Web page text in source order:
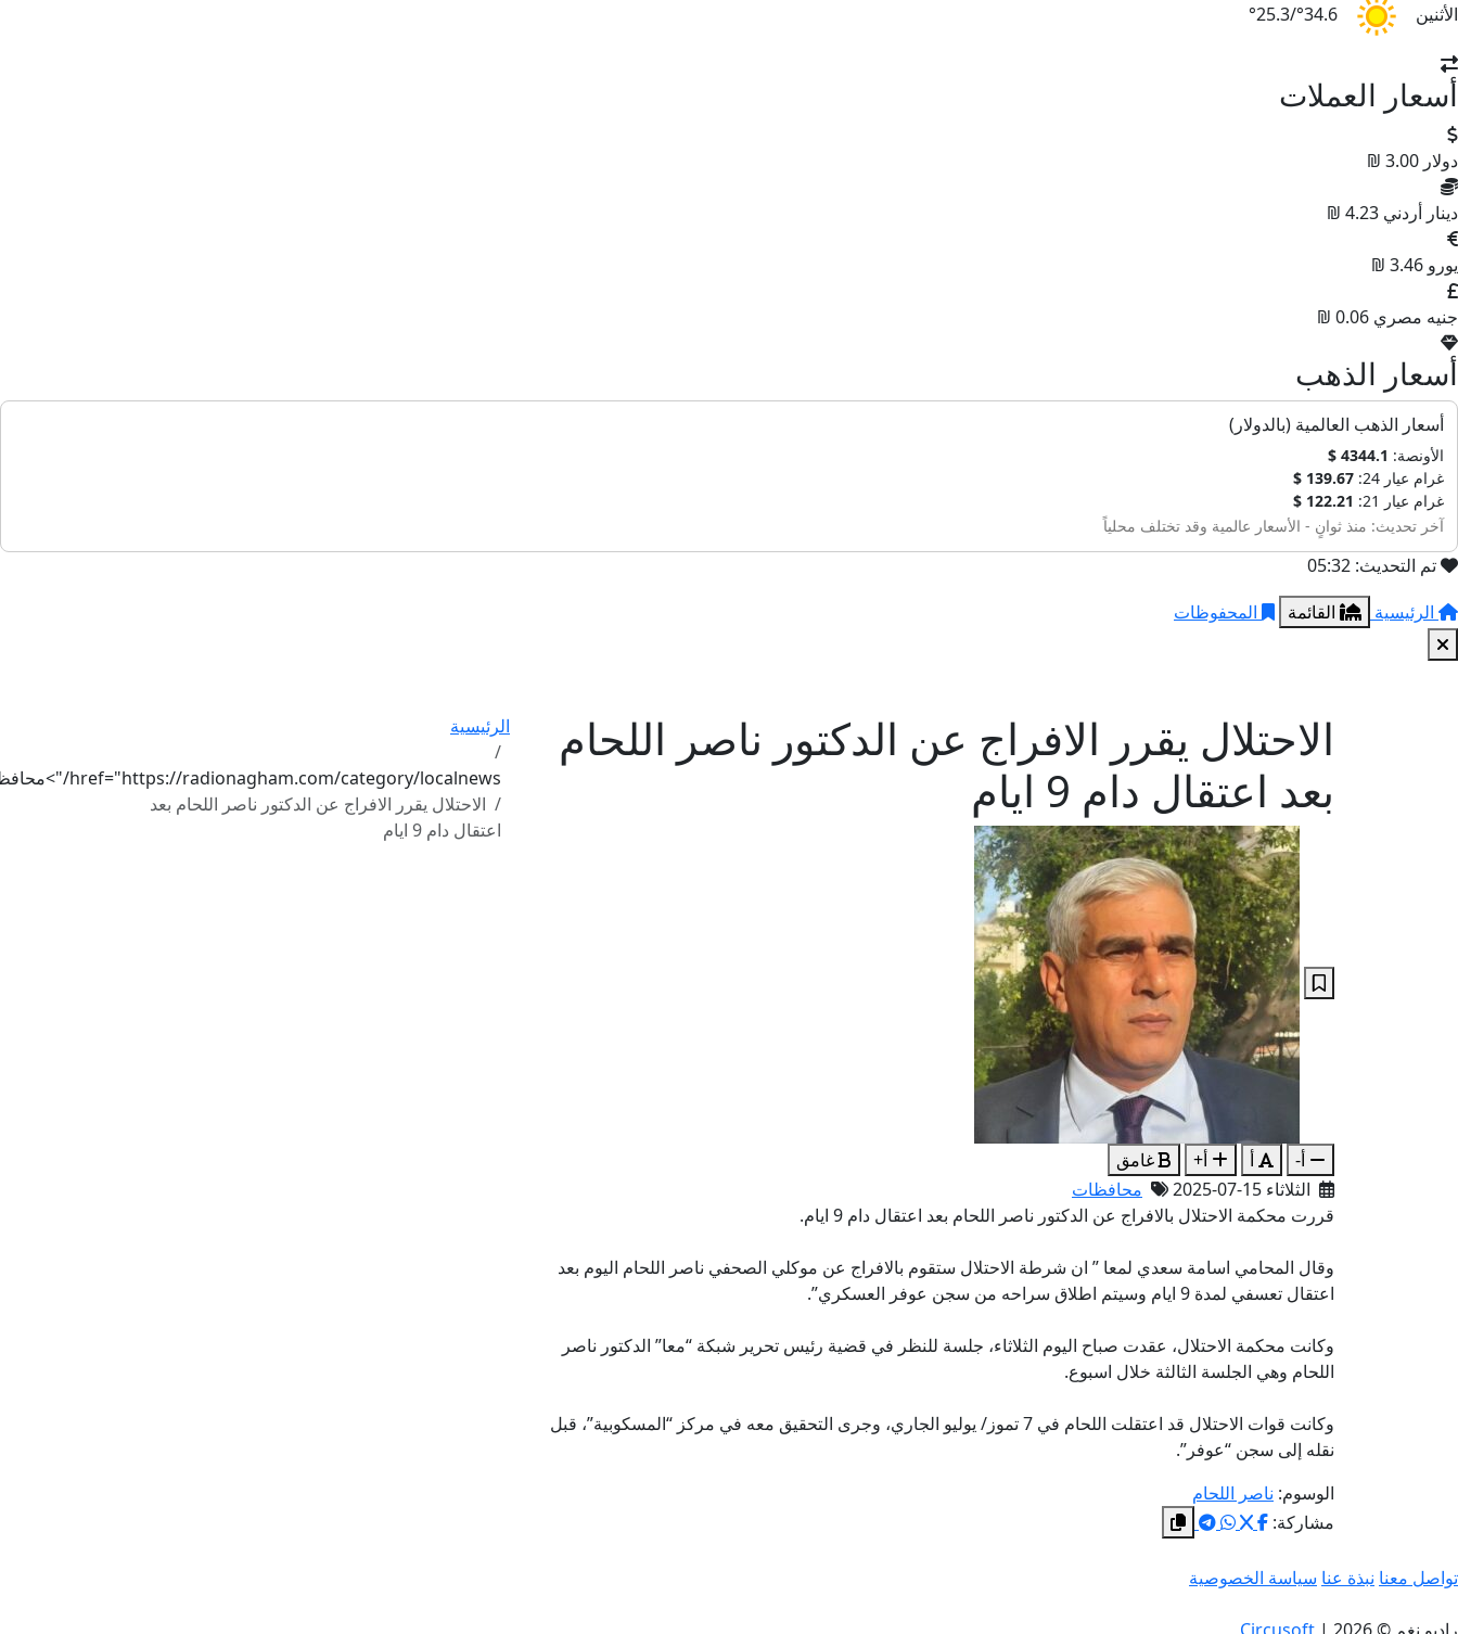
الأثنين 34.6°/25.3°
أسعار العملات
دولار 3.00 ₪
دينار أردني 4.23 ₪
يورو 3.46 ₪
جنيه مصري 0.06 ₪
أسعار الذهب
أسعار الذهب العالمية (بالدولار)
الأونصة: 4344.1 $
غرام عيار 24:
139.67 $
غرام عيار 21:
122.21 $
آخر تحديث: منذ ثوانٍ - الأسعار عالمية وقد تختلف محلياً
تم التحديث: 05:32
الرئيسية
القائمة المحفوظات
الاحتلال يقرر الافراج عن الدكتور ناصر اللحام
بعد اعتقال دام 9 ايام
أ- أ أ+
غامق
الثلاثاء 15-07-2025
محافظات
قررت محكمة الاحتلال بالافراج عن الدكتور ناصر اللحام بعد اعتقال دام 9 ايام.
وقال المحامي اسامة سعدي لمعا ” ان شرطة الاحتلال ستقوم بالافراج عن موكلي الصحفي ناصر اللحام اليوم بعد
اعتقال تعسفي لمدة 9 ايام وسيتم اطلاق سراحه من سجن عوفر العسكري”.
وكانت محكمة الاحتلال، عقدت صباح اليوم الثلاثاء، جلسة للنظر في قضية رئيس تحرير شبكة “معا” الدكتور ناصر
اللحام وهي الجلسة الثالثة خلال اسبوع.
وكانت قوات الاحتلال قد اعتقلت اللحام في 7 تموز/ يوليو الجاري، وجرى التحقيق معه في مركز “المسكوبية”، قبل
نقله إلى سجن “عوفر”.
الوسوم: ناصر اللحام
مشاركة:
الرئيسية
href="https://radionagham.com/category/localnews/">محافظات
الاحتلال يقرر الافراج عن الدكتور ناصر اللحام بعد
اعتقال دام 9 ايام
تواصل معنا نبذة عنا سياسة الخصوصية